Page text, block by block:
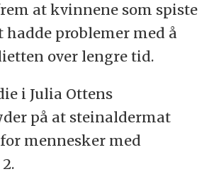
at kvinnene som spiste
problemer med å
over lengre tid.
i Julia Ottens
på at steinaldermat
mennesker med